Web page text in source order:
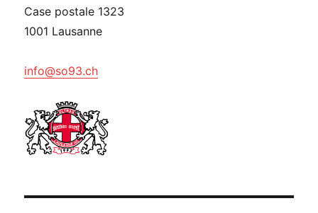
Case postale 1323
1001 Lausanne
info@so93.ch